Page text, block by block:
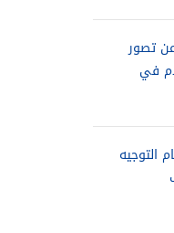
تصور
في
التوجيه